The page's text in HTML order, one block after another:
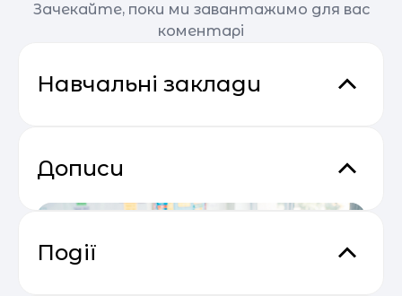
Зачекайте, поки ми завантажимо для вас
коментарі
Навчальні заклади
Дописи
Події